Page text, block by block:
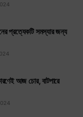
প্রত্যেকটি সমস্যার জন্য
আজ চোর, বাটপারে